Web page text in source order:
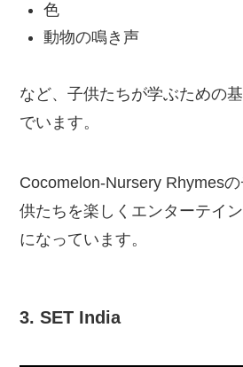
色
動物の鳴き声
など、子供たちが学ぶための
でいます。
Cocomelon-Nursery Rhymes
供たちを楽しくエンターテイ
になっています。
3. SET India